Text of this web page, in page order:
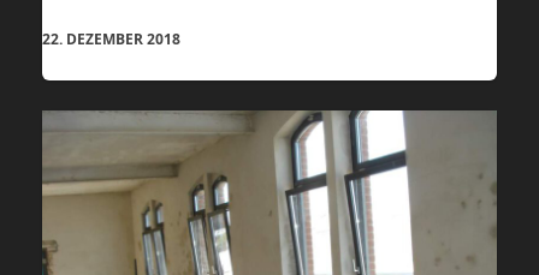
22. DEZEMBER 2018